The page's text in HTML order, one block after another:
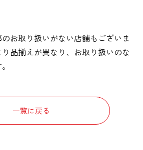
お取り扱いがない店舗もございま
品揃えが異なり、お取り扱いのな
一覧に戻る